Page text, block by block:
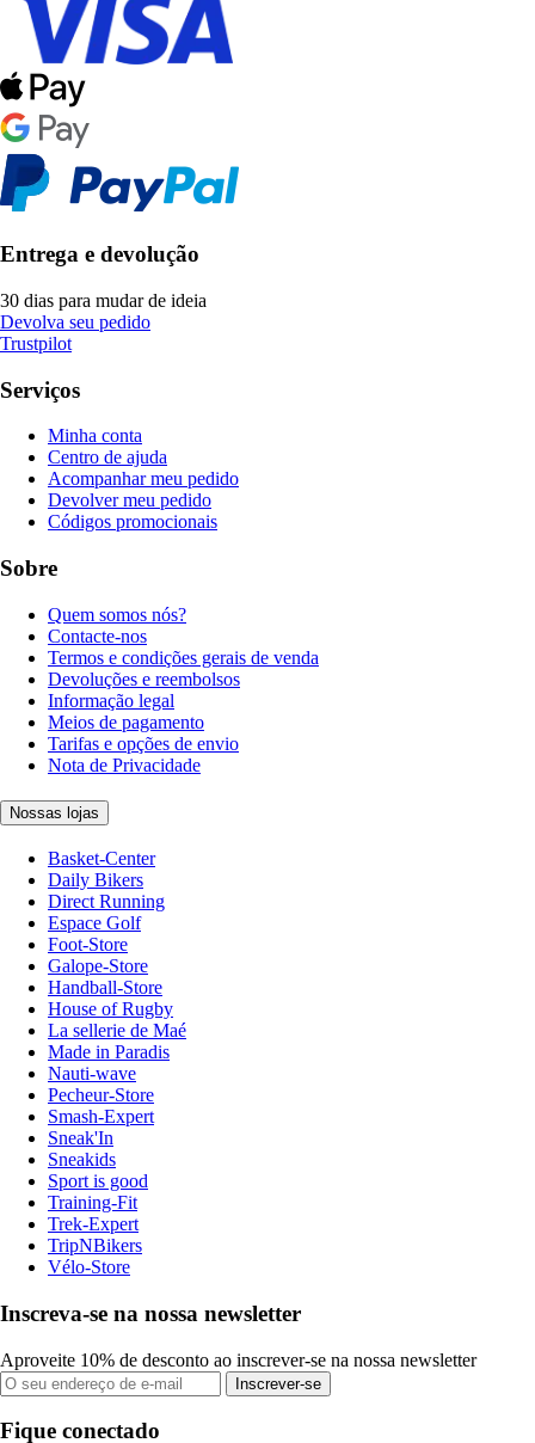
Entrega e devolução
30 dias para mudar de ideia
Devolva seu pedido
Trustpilot
Serviços
Minha conta
Centro de ajuda
Acompanhar meu pedido
Devolver meu pedido
Códigos promocionais
Sobre
Quem somos nós?
Contacte-nos
Termos e condições gerais de venda
Devoluções e reembolsos
Informação legal
Meios de pagamento
Tarifas e opções de envio
Nota de Privacidade
Nossas lojas
Basket-Center
Daily Bikers
Direct Running
Espace Golf
Foot-Store
Galope-Store
Handball-Store
House of Rugby
La sellerie de Maé
Made in Paradis
Nauti-wave
Pecheur-Store
Smash-Expert
Sneak'In
Sneakids
Sport is good
Training-Fit
Trek-Expert
TripNBikers
Vélo-Store
Inscreva-se na nossa newsletter
Aproveite 10% de desconto ao inscrever-se na nossa newsletter
Inscrever-se
Fique conectado